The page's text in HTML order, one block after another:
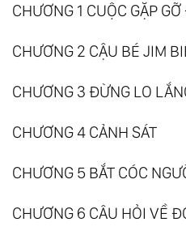
CHƯƠNG 1 CUỘC GẶP
CHƯƠNG 2 CẬU BÉ JIM
CHƯƠNG 3 ĐỪNG LO
CHƯƠNG 4 CẢNH SÁT
CHƯƠNG 5 BẮT CÓC
CHƯƠNG 6 CÂU HỎI VỀ